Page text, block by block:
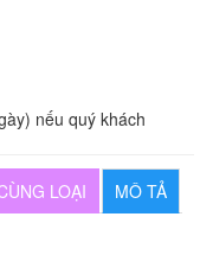
nếu quý khách
MÔ TẢ
LOẠI